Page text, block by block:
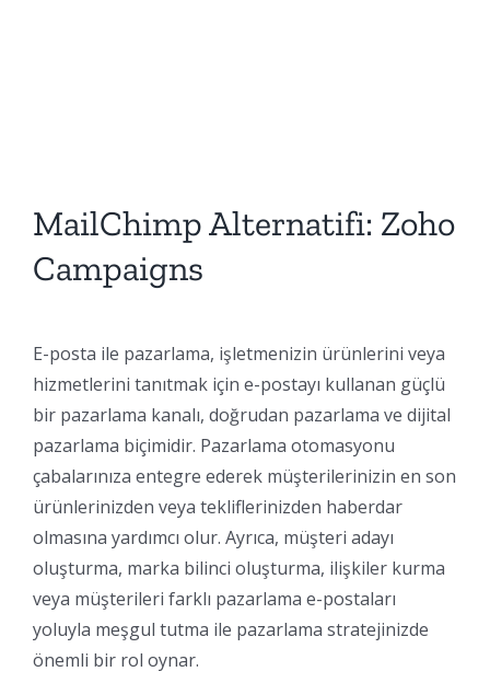
MailChimp Alternatifi: Zoho
Campaigns
E-posta ile pazarlama, işletmenizin ürünlerini veya
hizmetlerini tanıtmak için e-postayı kullanan güçlü
bir pazarlama kanalı, doğrudan pazarlama ve dijital
pazarlama biçimidir. Pazarlama otomasyonu
çabalarınıza entegre ederek müşterilerinizin en son
ürünlerinizden veya tekliflerinizden haberdar
olmasına yardımcı olur. Ayrıca, müşteri adayı
oluşturma, marka bilinci oluşturma, ilişkiler kurma
veya müşterileri farklı pazarlama e-postaları
yoluyla meşgul tutma ile pazarlama stratejinizde
önemli bir rol oynar.